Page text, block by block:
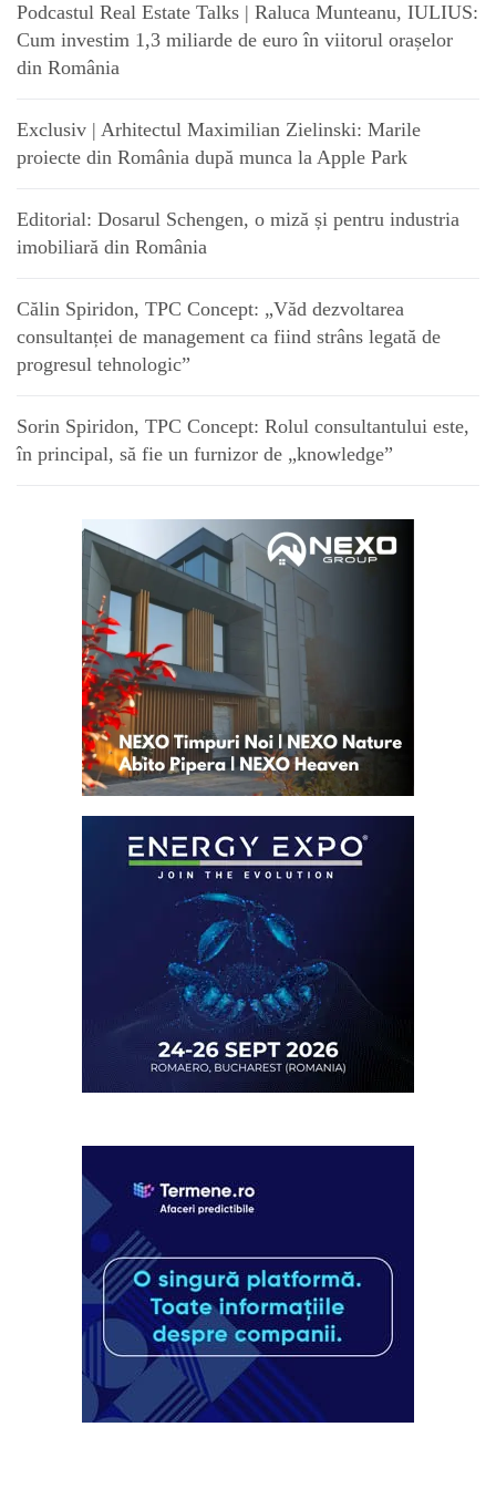
Podcastul Real Estate Talks | Raluca Munteanu, IULIUS:
Cum investim 1,3 miliarde de euro în viitorul orașelor
din România
Exclusiv | Arhitectul Maximilian Zielinski: Marile
proiecte din România după munca la Apple Park
Editorial: Dosarul Schengen, o miză și pentru industria
imobiliară din România
Călin Spiridon, TPC Concept: „Văd dezvoltarea
consultanței de management ca fiind strâns legată de
progresul tehnologic”
Sorin Spiridon, TPC Concept: Rolul consultantului este,
în principal, să fie un furnizor de „knowledge”